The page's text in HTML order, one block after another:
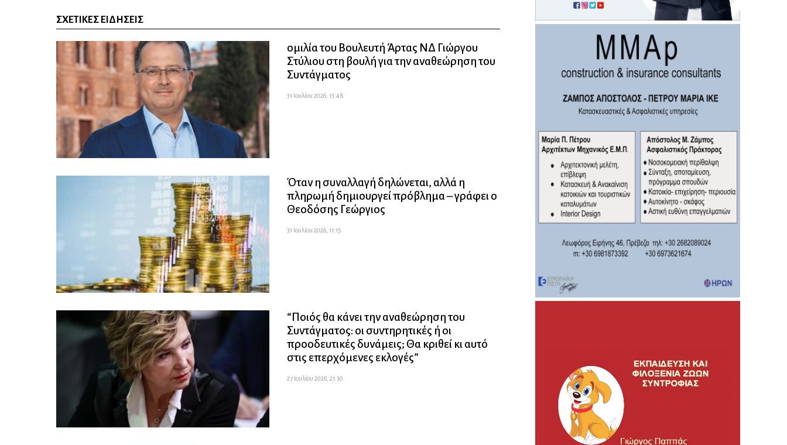
ΣΧΕΤΙΚΈΣ ΕΙΔΉΣΕΙΣ
ομιλία του Βουλευτή Άρτας ΝΔ Γιώργου
Στύλιου στη βουλή για την αναθεώρηση του
Συντάγματος
31 Ιουλίου 2026, 13:48
Όταν η συναλλαγή δηλώνεται, αλλά η
πληρωμή δημιουργεί πρόβλημα – γράφει ο
Θεοδόσης Γεώργιος
31 Ιουλίου 2026, 11:15
“Ποιός θα κάνει την αναθεώρηση του
Συντάγματος: οι συντηρητικές ή οι
προοδευτικές δυνάμεις; Θα κριθεί κι αυτό
στις επερχόμενες εκλογές”
27 Ιουλίου 2026, 21:30